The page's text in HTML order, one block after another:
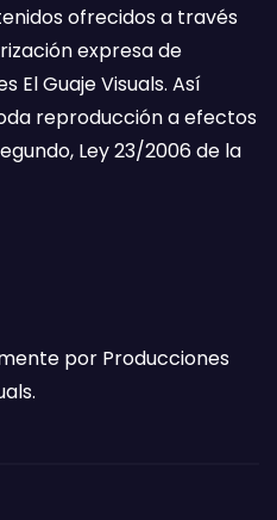
ofrecidos a través
expresa de
El Guaje Visuals. Así
reproducción a efectos
Ley 23/2006 de la
por Producciones